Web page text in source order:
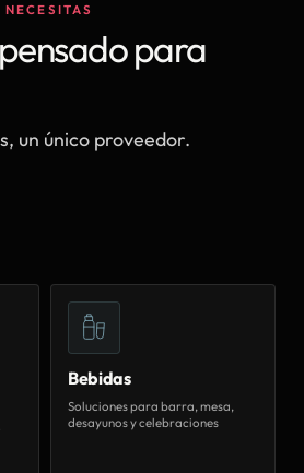
para
un único proveedor.
Bebidas
Soluciones para barra, mesa,
desayunos y celebraciones